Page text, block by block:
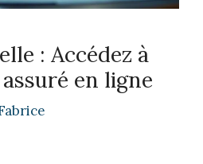
: Accédez à
en ligne